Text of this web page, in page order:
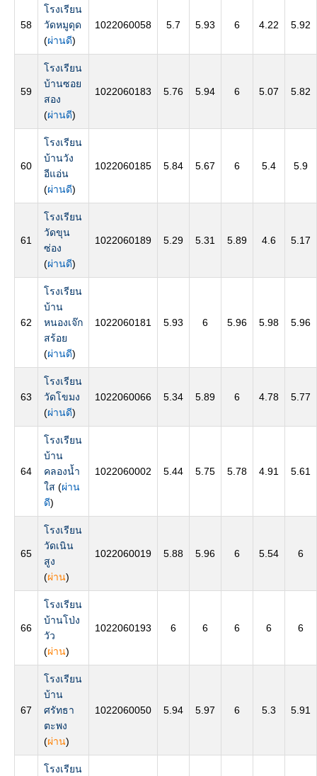
58
โรงเรียน
วัดหมูดุด
(ผ่านดี)
1022060058 5.7 5.93 6 4.22 5.92
59
โรงเรียน
บ้านซอย
สอง
(ผ่านดี)
1022060183 5.76 5.94 6 5.07 5.82
60
โรงเรียน
บ้านวัง
อีแอ่น
(ผ่านดี)
1022060185 5.84 5.67 6 5.4 5.9
61
โรงเรียน
วัดขุน
ซ่อง
(ผ่านดี)
1022060189 5.29 5.31 5.89 4.6 5.17
62
โรงเรียน
บ้าน
หนองเจ๊ก
สร้อย
(ผ่านดี)
1022060181 5.93 6 5.96 5.98 5.96
63
โรงเรียน
วัดโขมง
(ผ่านดี)
1022060066 5.34 5.89 6 4.78 5.77
64
โรงเรียน
บ้าน
คลองน้ำ
ใส (ผ่าน
ดี)
1022060002 5.44 5.75 5.78 4.91 5.61
65
โรงเรียน
วัดเนิน
สูง
(ผ่าน)
1022060019 5.88 5.96 6 5.54 6
66
โรงเรียน
บ้านโป่ง
วัว
(ผ่าน)
1022060193 6 6 6 6 6
67
โรงเรียน
บ้าน
ศรัทธา
ตะพง
(ผ่าน)
1022060050 5.94 5.97 6 5.3 5.91
โรงเรียน